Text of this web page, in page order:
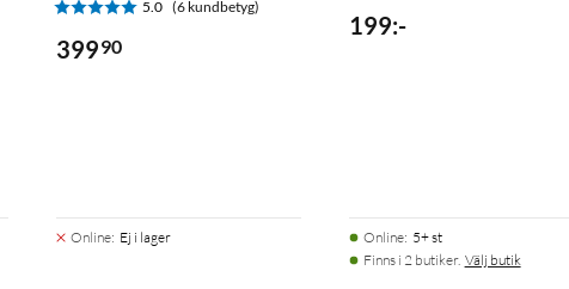
5.0 (6 kundbetyg)
39990
Online: Ej i lager
199:-
Online: 5+ st
Finns i 2 butiker. Välj butik